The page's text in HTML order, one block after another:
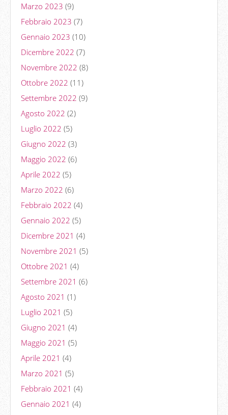
Marzo 2023 (9)
Febbraio 2023 (7)
Gennaio 2023 (10)
Dicembre 2022 (7)
Novembre 2022 (8)
Ottobre 2022 (11)
Settembre 2022 (9)
Agosto 2022 (2)
Luglio 2022 (5)
Giugno 2022 (3)
Maggio 2022 (6)
Aprile 2022 (5)
Marzo 2022 (6)
Febbraio 2022 (4)
Gennaio 2022 (5)
Dicembre 2021 (4)
Novembre 2021 (5)
Ottobre 2021 (4)
Settembre 2021 (6)
Agosto 2021 (1)
Luglio 2021 (5)
Giugno 2021 (4)
Maggio 2021 (5)
Aprile 2021 (4)
Marzo 2021 (5)
Febbraio 2021 (4)
Gennaio 2021 (4)